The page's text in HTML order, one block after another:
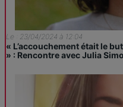
Le : 23/04/2024 à 12:04
« L’accouchement était le
» : Rencontre avec Julia